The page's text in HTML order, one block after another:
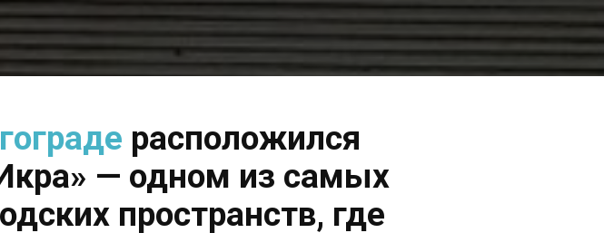
расположился
— одном из самых
пространств, где